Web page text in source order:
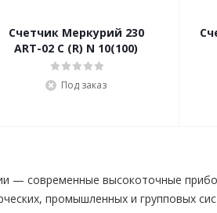
Счетчик Меркурий 230
ARТ-02 C (R) N 10(100)
Под заказ
— современные высокоточные
промышленных и групповых